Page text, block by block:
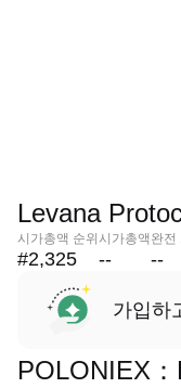
Levana
시가총액 순위
#2,325
시가총액
--
완전
--
가입하
POLONIEX